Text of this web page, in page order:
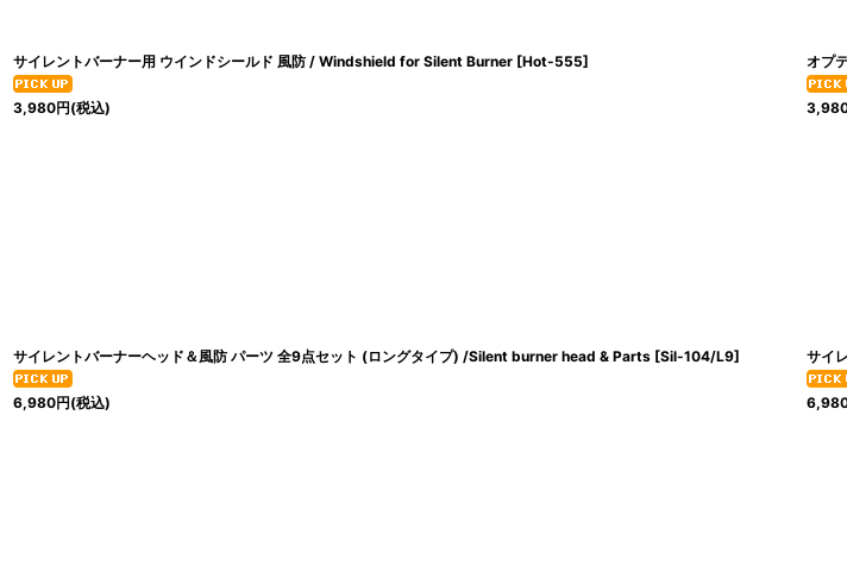
サイレントバーナー用 ウインドシールド 風防 / Windshield for Silent Burner [Hot-555]
3,980円(税込)
オプ
サイレントバーナーヘッド＆風防 パーツ 全9点セット (ロングタイプ) /Silent burner head & Parts [Sil-104/L9]
6,980円(税込)
サイ